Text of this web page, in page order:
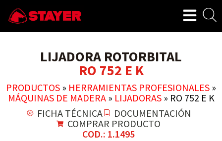
LIJADORA ROTORBITAL
RO 752 E K
PRODUCTOS » HERRAMIENTAS PROFESIONALES »
MÁQUINAS DE MADERA» LIJADORAS» RO 752 E K
FICHA TÉCNICA
DOCUMENTACIÓN
COMPRAR PRODUCTO
COD.: 1.1495